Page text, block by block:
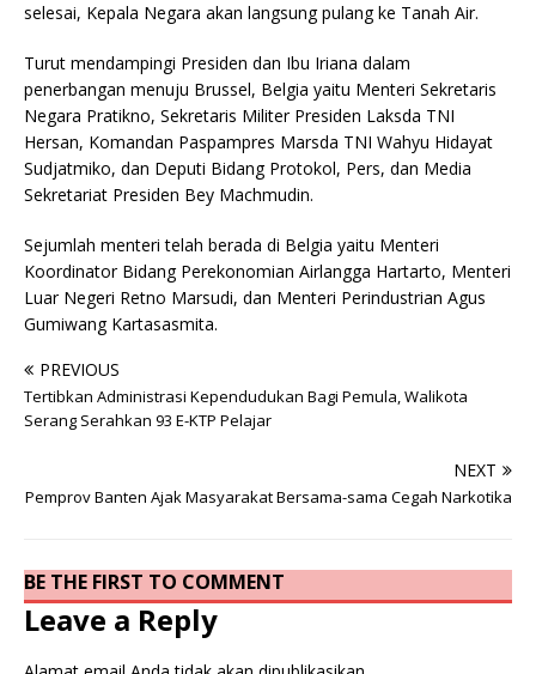
selesai, Kepala Negara akan langsung pulang ke Tanah Air.
Turut mendampingi Presiden dan Ibu Iriana dalam
penerbangan menuju Brussel, Belgia yaitu Menteri Sekretaris
Negara Pratikno, Sekretaris Militer Presiden Laksda TNI
Hersan, Komandan Paspampres Marsda TNI Wahyu Hidayat
Sudjatmiko, dan Deputi Bidang Protokol, Pers, dan Media
Sekretariat Presiden Bey Machmudin.
Sejumlah menteri telah berada di Belgia yaitu Menteri
Koordinator Bidang Perekonomian Airlangga Hartarto, Menteri
Luar Negeri Retno Marsudi, dan Menteri Perindustrian Agus
Gumiwang Kartasasmita.
PREVIOUS
Tertibkan Administrasi Kependudukan Bagi Pemula, Walikota
Serang Serahkan 93 E-KTP Pelajar
NEXT
Pemprov Banten Ajak Masyarakat Bersama-sama Cegah Narkotika
BE THE FIRST TO COMMENT
Leave a Reply